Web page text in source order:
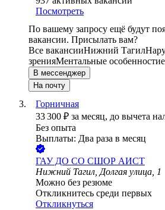
Посмотреть
По вашему запросу ещё будут
вакансии. Присылать вам?
Все вакансииНижний Тагил
зренияМентальные особенности
В мессенджер
На почту
Горничная
33 300 ₽ за месяц, до вычета
Без опыта
Выплаты: Два раза в месяц
ГАУ ДО СО СШОР АИСТ
Нижний Тагил, Долгая улица, 1
Можно без резюме
Откликнитесь среди первых
Откликнуться